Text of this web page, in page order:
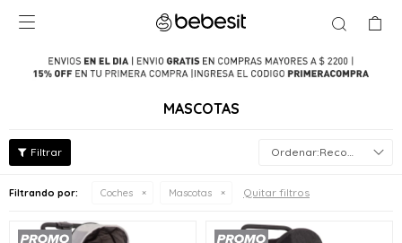

MASCOTAS
Recomendados
Filtrando por: Coches Mascotas Quitar filtros